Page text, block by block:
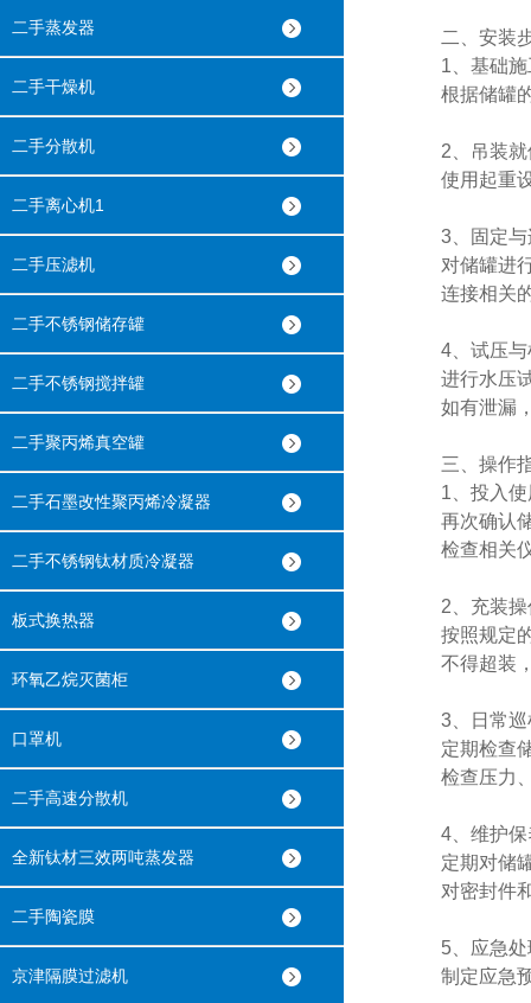
二手蒸发器
二手干燥机
二手分散机
二手离心机1
二手压滤机
二手不锈钢储存罐
二手不锈钢搅拌罐
二手聚丙烯真空罐
二手石墨改性聚丙烯冷凝器
二手不锈钢钛材质冷凝器
板式换热器
环氧乙烷灭菌柜
口罩机
二手高速分散机
全新钛材三效两吨蒸发器
二手陶瓷膜
京津隔膜过滤机
二、安装
1、基础施
根据储罐的
2、吊装就
使用起重设
3、固定与
对储罐进行
连接相关的
4、试压与
进行水压试
如有泄漏，
三、操作
1、投入使
再次确认储
检查相关仪
2、充装操
按照规定的
不得超装，
3、日常巡
定期检查储
检查压力、
4、维护保
定期对储罐
对密封件和
5、应急处
制定应急预